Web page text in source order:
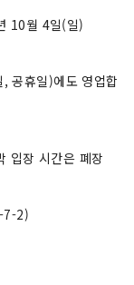
10월 4일(일)
공휴일)에도 영업합
입장 시간은 폐장
7-2)